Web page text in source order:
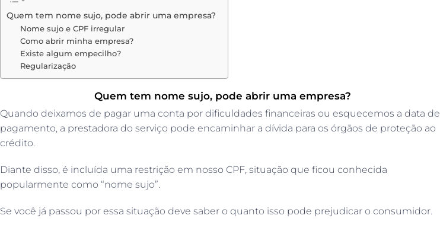
Quem tem nome sujo, pode abrir uma empresa?
Nome sujo e CPF irregular
Como abrir minha empresa?
Existe algum empecilho?
Regularização
Quem tem nome sujo, pode abrir uma empresa?
Quando deixamos de pagar uma conta por dificuldades financeiras ou esquecemos a data de
pagamento, a prestadora do serviço pode encaminhar a dívida para os órgãos de proteção ao
crédito.
Diante disso, é incluída uma restrição em nosso CPF, situação que ficou conhecida
popularmente como “nome sujo”.
Se você já passou por essa situação deve saber o quanto isso pode prejudicar o consumidor.